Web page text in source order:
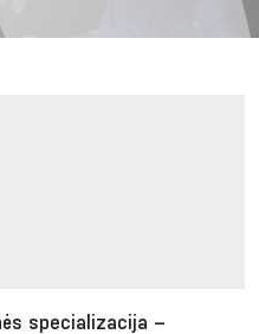
specializacija –